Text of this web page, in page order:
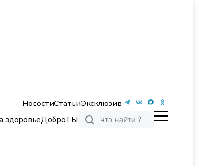
НовостиСтатьиЭксклюзив
здоровьеДоброТЫ